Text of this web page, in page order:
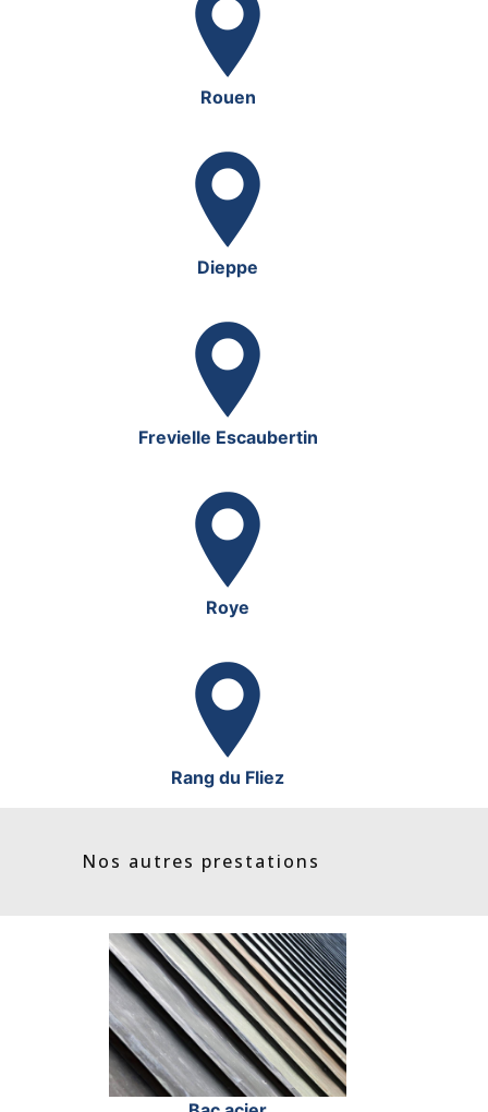
Rouen
Dieppe
Frevielle Escaubertin
Roye
Rang du Fliez
Nos autres prestations